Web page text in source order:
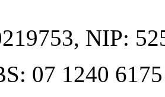
, NIP:
07 1240